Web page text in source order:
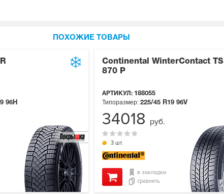
ПОХОЖИЕ ТОВАРЫ
96H
Continental WinterContact TS
870 P
АРТИКУЛ: 188055
3 шт.
Типоразмер: 225/45 R19 96V
в закладки
сравнить
34018 руб.